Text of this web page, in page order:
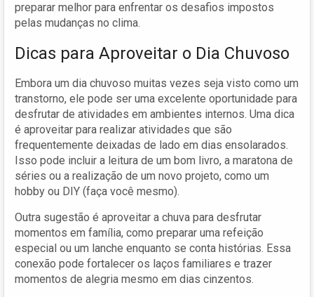
preparar melhor para enfrentar os desafios impostos
pelas mudanças no clima.
Dicas para Aproveitar o Dia Chuvoso
Embora um dia chuvoso muitas vezes seja visto como um
transtorno, ele pode ser uma excelente oportunidade para
desfrutar de atividades em ambientes internos. Uma dica
é aproveitar para realizar atividades que são
frequentemente deixadas de lado em dias ensolarados.
Isso pode incluir a leitura de um bom livro, a maratona de
séries ou a realização de um novo projeto, como um
hobby ou DIY (faça você mesmo).
Outra sugestão é aproveitar a chuva para desfrutar
momentos em família, como preparar uma refeição
especial ou um lanche enquanto se conta histórias. Essa
conexão pode fortalecer os laços familiares e trazer
momentos de alegria mesmo em dias cinzentos.